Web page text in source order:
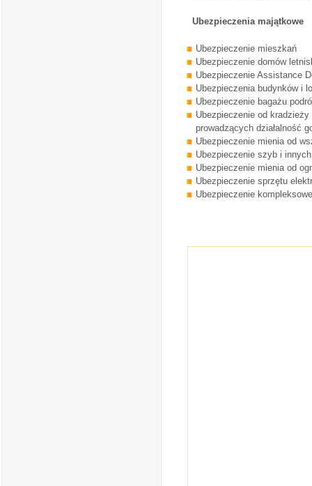
Ubezpieczenia majątkowe
Ubezpieczenie mieszkań
Ubezpieczenie domów
Ubezpieczenie Assistance
Ubezpieczenia budynków i
Ubezpieczenie bagażu
Ubezpieczenie od
prowadzących działalność
Ubezpieczenie mienia od
Ubezpieczenie szyb i
Ubezpieczenie mienia od
Ubezpieczenie sprzętu
Ubezpieczenie